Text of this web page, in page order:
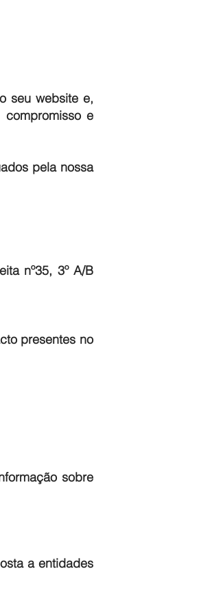
seu website e,
e
pela nossa
nº35, 3º A/B
presentes no
sobre
a entidades